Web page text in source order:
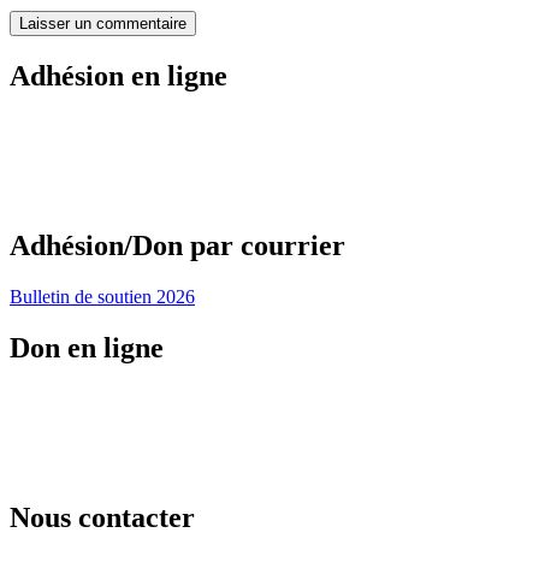
Adhésion en ligne
Adhésion/Don par courrier
Bulletin de soutien 2026
Don en ligne
Nous contacter